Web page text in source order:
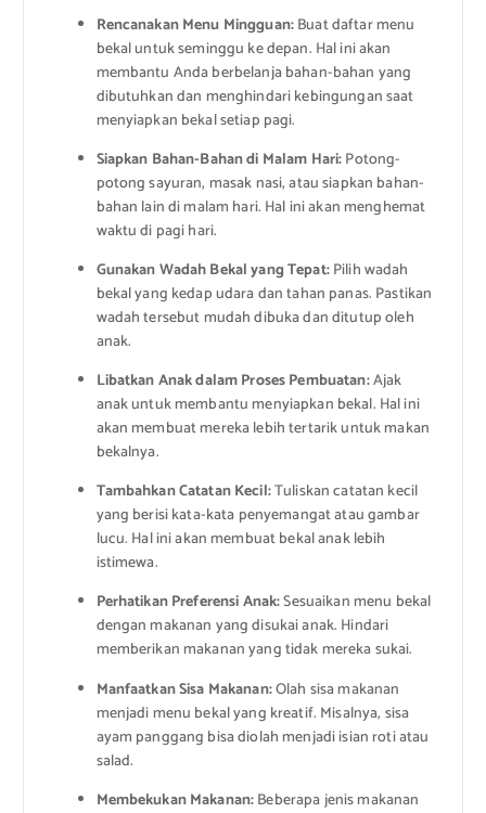
Rencanakan Menu Mingguan:Buat daftar menu
bekal untuk seminggu ke depan. Hal ini akan
membantu Anda berbelanja bahan-bahan yang
dibutuhkan dan menghindari kebingungan saat
menyiapkan bekal setiap pagi.
Siapkan Bahan-Bahan di Malam Hari:Potong-
potong sayuran, masak nasi, atau siapkan bahan-
bahan lain di malam hari. Hal ini akan menghemat
waktu di pagi hari.
Gunakan Wadah Bekal yang Tepat:Pilih wadah
bekal yang kedap udara dan tahan panas. Pastikan
wadah tersebut mudah dibuka dan ditutup oleh
anak.
Libatkan Anak dalam Proses Pembuatan:Ajak
anak untuk membantu menyiapkan bekal. Hal ini
akan membuat mereka lebih tertarik untuk makan
bekalnya.
Tambahkan Catatan Kecil:Tuliskan catatan kecil
yang berisi kata-kata penyemangat atau gambar
lucu. Hal ini akan membuat bekal anak lebih
istimewa.
Perhatikan Preferensi Anak:Sesuaikan menu bekal
dengan makanan yang disukai anak. Hindari
memberikan makanan yang tidak mereka sukai.
Manfaatkan Sisa Makanan:Olah sisa makanan
menjadi menu bekal yang kreatif. Misalnya, sisa
ayam panggang bisa diolah menjadi isian roti atau
salad.
Membekukan Makanan:Beberapa jenis makanan